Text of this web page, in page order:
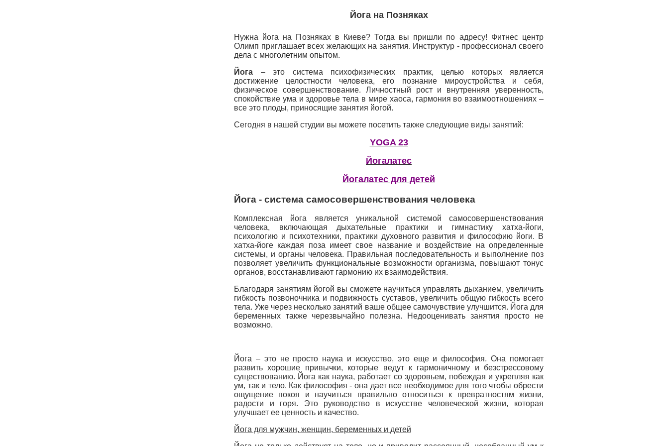
Йога на Позняках
Нужна йога на Позняках в Киеве? Тогда вы пришли по адресу! Фитнес центр
Олимп приглашает всех желающих на занятия. Инструктур - профессионал своего
дела с многолетним опытом.
Йога – это система психофизических практик, целью которых является
достижение целостности человека, его познание мироустройства и себя,
физическое совершенствование. Личностный рост и внутренняя уверенность,
спокойствие ума и здоровье тела в мире хаоса, гармония во взаимоотношениях –
все это плоды, приносящие занятия йогой.
Сегодня в нашей студии вы можете посетить также следующие виды занятий:
YOGA 23
Йогалатес
Йогалатес для детей
Йога - система самосовершенствования человека
Комплексная йога является уникальной системой самосовершенствования
человека, включающая дыхательные практики и гимнастику хатха-йоги,
психологию и психотехники, практики духовного развития и философию йоги. В
хатха-йоге каждая поза имеет свое название и воздействие на определенные
системы, и органы человека. Правильная последовательность и выполнение поз
позволяет увеличить функциональные возможности организма, повышают тонус
органов, восстанавливают гармонию их взаимодействия.
Благодаря занятиям йогой вы сможете научиться управлять дыханием, увеличить
гибкость позвоночника и подвижность суставов, увеличить общую гибкость всего
тела. Уже через несколько занятий ваше общее самочувствие улучшится. Йога для
беременных также черезвычайно полезна. Недооценивать занятия просто не
возможно.
Йога – это не просто наука и искусство, это еще и философия. Она помогает
развить хорошие привычки, которые ведут к гармоничному и безстрессовому
существованию. Йога как наука, работает со здоровьем, побеждая и укрепляя как
ум, так и тело. Как философия - она дает все необходимое для того чтобы обрести
ощущение покоя и научиться правильно относиться к превратностям жизни,
радости и горя. Это руководство в искусстве человеческой жизни, которая
улучшает ее ценность и качество.
Йога для мужчин, женщин, беременных и детей